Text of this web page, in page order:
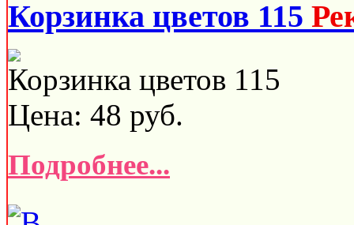
Корзинка цветов 115
Корзинка цветов 115
Цена: 48 руб.
Подробнее...